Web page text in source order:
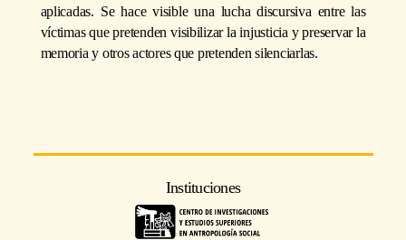
aplicadas. Se hace visible una lucha discursiva entre las
víctimas que pretenden visibilizar la injusticia y preservar la
memoria y otros actores que pretenden silenciarlas.
Instituciones